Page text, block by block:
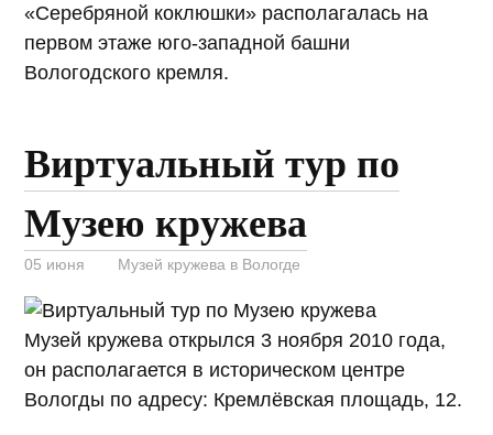
«Серебряной коклюшки» располагалась на
первом этаже юго-западной башни
Вологодского кремля.
Виртуальный тур по
Музею кружева
05 июня Музей кружева в Вологде
Музей кружева открылся 3 ноября 2010 года,
он располагается в историческом центре
Вологды по адресу: Кремлёвская площадь, 12.